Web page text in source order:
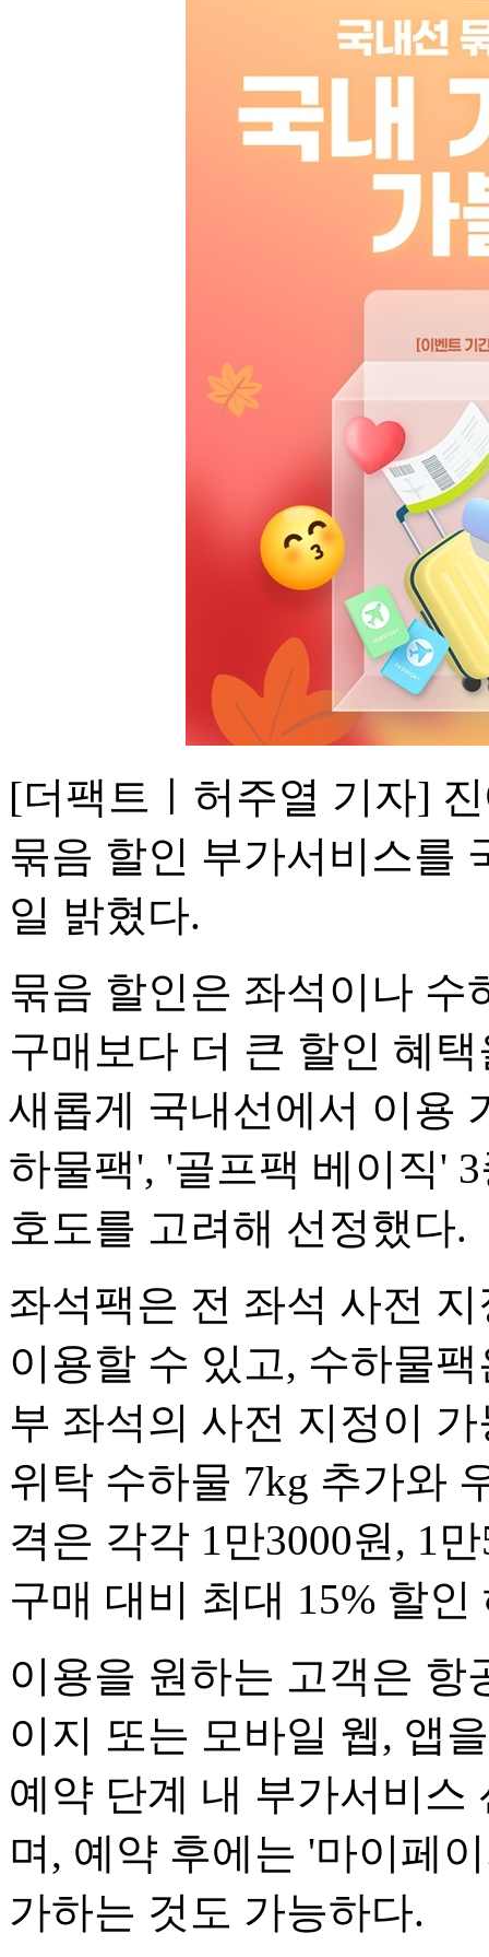
[더팩트ㅣ허주열 기자]
묶음 할인 부가서비스를
일 밝혔다.
묶음 할인은 좌석이나 수
구매보다 더 큰 할인 혜
새롭게 국내선에서 이용
하물팩', '골프팩 베이직'
호도를 고려해 선정했다.
좌석팩은 전 좌석 사전
이용할 수 있고, 수하물
부 좌석의 사전 지정이
위탁 수하물 7kg 추가와
격은 각각 1만3000원, 1
구매 대비 최대 15% 할
이용을 원하는 고객은 항
이지 또는 모바일 웹, 앱
예약 단계 내 부가서비스
며, 예약 후에는 '마이페
가하는 것도 가능하다.